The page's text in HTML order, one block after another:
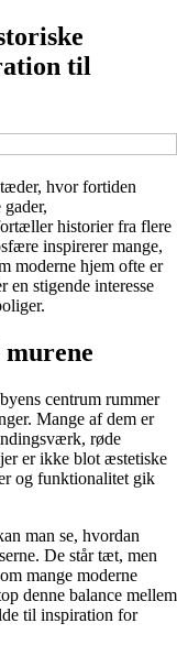
til
hvor fortiden
historier fra flere
inspirerer mange,
moderne hjem ofte er
stigende interesse
centrum rummer
Mange af dem er
røde
er ikke blot æstetiske
og funktionalitet gik
man se, hvordan
De står tæt, men
mange moderne
denne balance mellem
til inspiration for